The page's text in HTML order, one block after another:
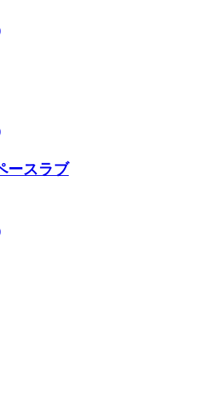
ースラブ